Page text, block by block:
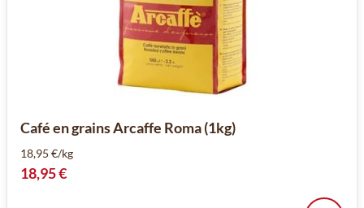
Café en grains Arcaffe Roma (1kg)
18,95 €/kg
18,95 €